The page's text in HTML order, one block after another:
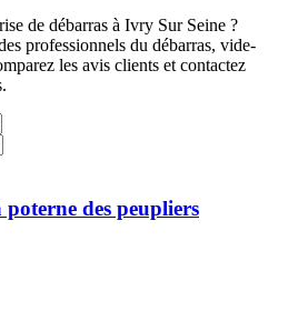
de débarras à Ivry Sur Seine ?
professionnels du débarras, vide-
les avis clients et contactez
des peupliers